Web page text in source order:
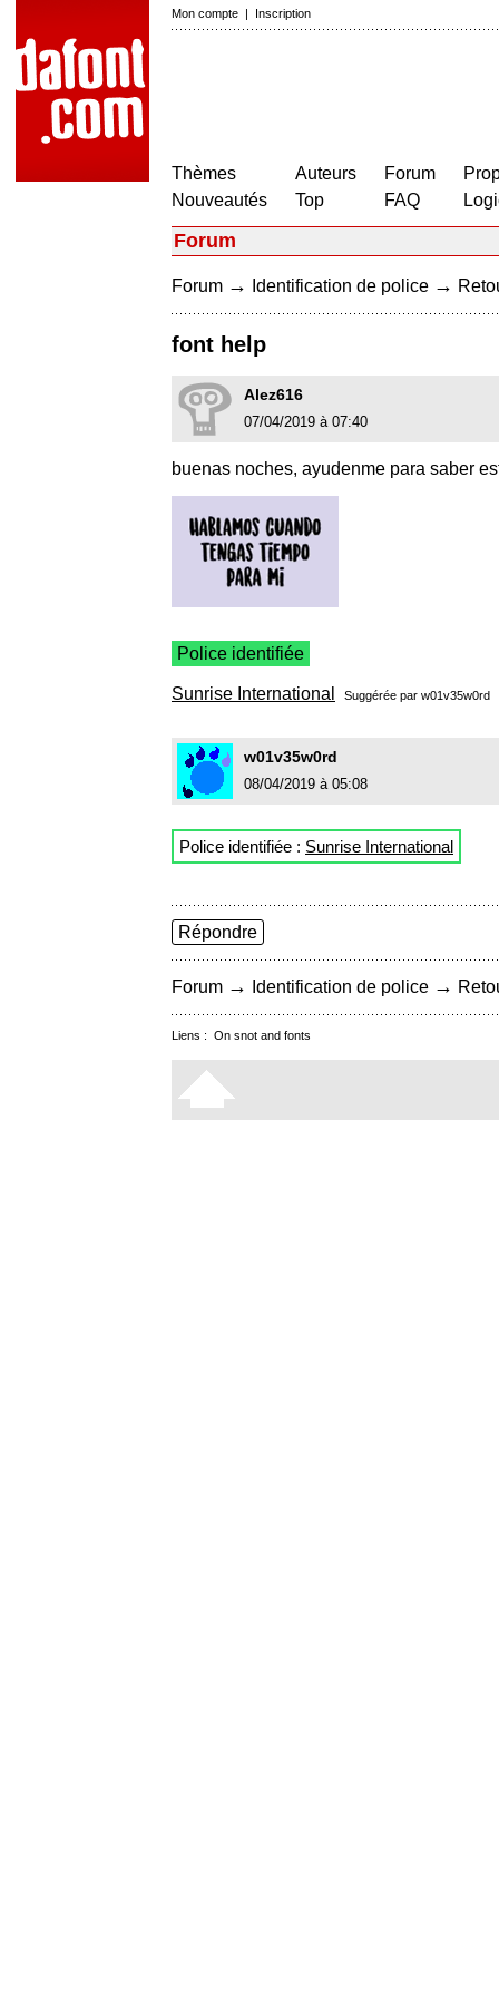
Mon compte | Inscription
Thèmes
Nouveautés
Auteurs
Top
Forum
FAQ
Forum
Forum → Identification de police →
font help
Alez616
07/04/2019 à 07:40
buenas noches, ayudenme para saber
Police identifiée
Sunrise International Suggérée par w01v35w0rd
w01v35w0rd
08/04/2019 à 05:08
Police identifiée : Sunrise International
Répondre
Forum → Identification de police →
Liens : On snot and fonts